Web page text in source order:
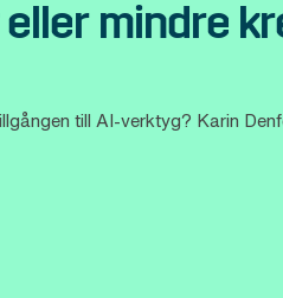
mindre
till AI-verktyg? Karin